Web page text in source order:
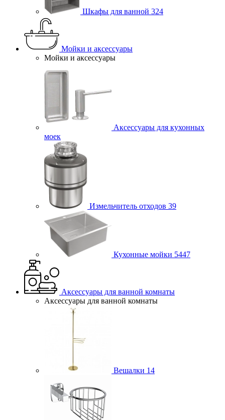
Шкафы для ванной 324
Мойки и аксессуары
Мойки и аксессуары
Аксессуары для кухонных
моек
Измельчитель отходов 39
Кухонные мойки 5447
Аксессуары для ванной комнаты
Аксессуары для ванной комнаты
Вешалки 14